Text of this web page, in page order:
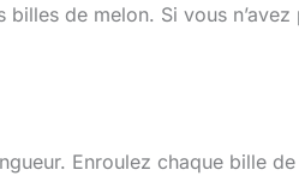
de melon. Si vous
Enroulez chaque bille de